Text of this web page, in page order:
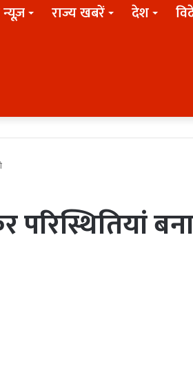
न्यूज़ राज्य खबरें देश